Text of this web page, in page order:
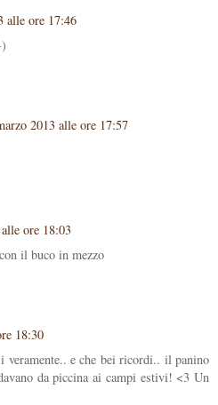
alle ore 17:46
2013 alle ore 17:57
ore 18:03
il buco in mezzo
18:30
e che bei ricordi.. il panino
da piccina ai campi estivi! <3 Un